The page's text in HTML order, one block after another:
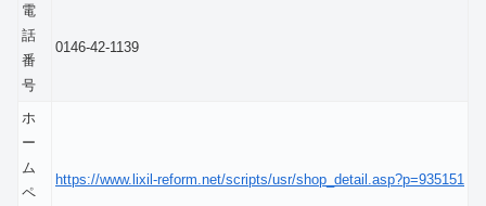
電
話
番
号
0146-42-1139
ホ
ー
ム
ペ
https://www.lixil-reform.net/scripts/usr/shop_detail.asp?p=935151